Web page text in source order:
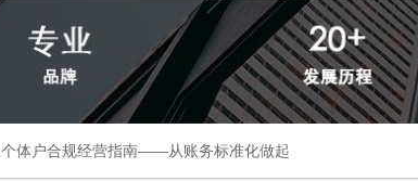
个体户合规经营指南——从账务标准化做起